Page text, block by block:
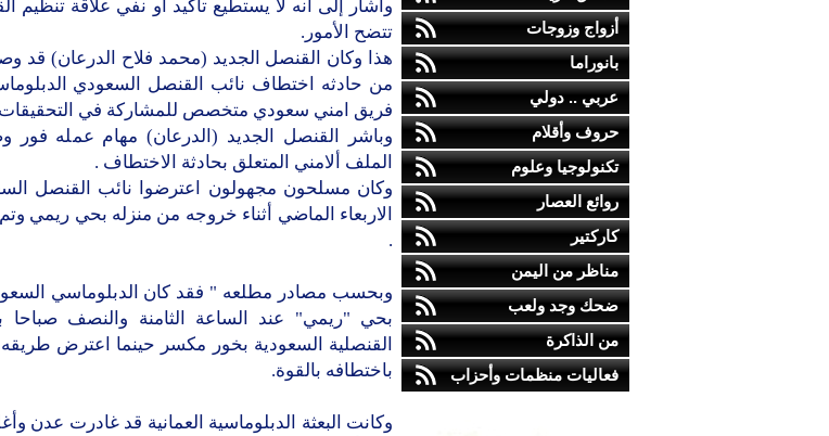
أزواج وزوجات
بانوراما
عربي .. دولي
حروف وأقلام
تكنولوجيا وعلوم
روائع العصار
كاركتير
مناظر من اليمن
ضحك وجد ولعب
من الذاكرة
فعاليات منظمات وأحزاب
وأشار إلى أنه لا يستطيع تأكيد أو نفي علاقة تنظيم
تتضح الأمور.
هذا وكان القنصل الجديد (محمد فلاح الدرعان) قد
من حادثه اختطاف نائب القنصل السعودي
فريق امني سعودي متخصص للمشاركة في
وباشر القنصل الجديد (الدرعان) مهام عمله فور
الملف ألامني المتعلق بحادثة الاختطاف .
وكان مسلحون مجهولون اعترضوا نائب القنصل
الاربعاء الماضي أثناء خروجه من منزله بحي ريمي
.
وبحسب مصادر مطلعه " فقد كان الدبلوماسي
بحي "ريمي" عند الساعة الثامنة والنصف
القنصلية السعودية بخور مكسر حينما اعترض
باختطافه بالقوة.
وكانت البعثة الدبلوماسية العمانية قد غادرت عدن